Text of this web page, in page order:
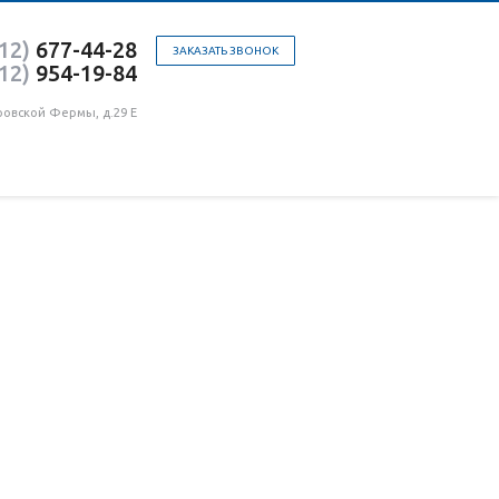
ЗАКАЗАТЬ ЗВОНОК
677-44-28
954-19-84
Фермы, д.29 Е